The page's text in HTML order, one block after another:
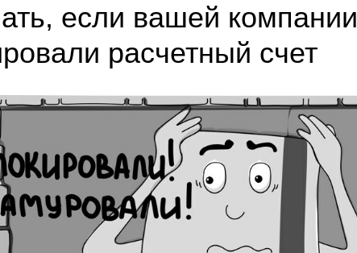
если вашей компании
расчетный счет